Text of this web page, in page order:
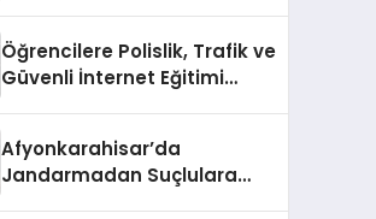
Öğrencilere Polislik, Trafik ve
Güvenli İnternet Eğitimi
Afyonkarahisar’da
Jandarmadan Suçlulara